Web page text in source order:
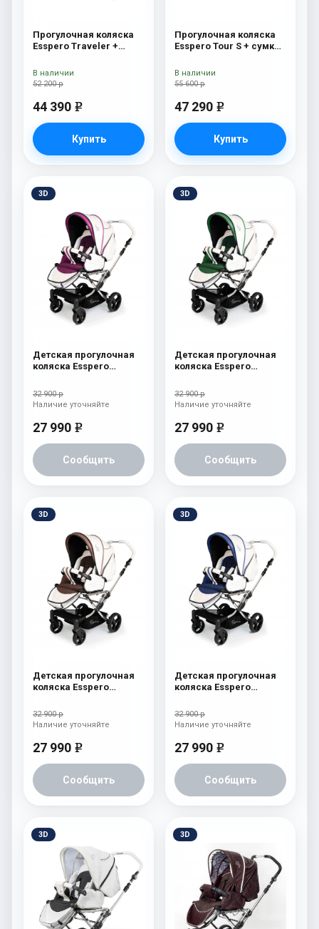
Прогулочная коляска
Esspero Traveler +
52 200 р
44 390 e
Купить
В наличии
Прогулочная коляска
Esspero Tour S + сумка
55 600 р
47 290 e
Купить
В наличии
3D
Детская прогулочная
коляска Esspero
Pink
32 900 р
27 990 e
Сообщить
Наличие уточняйте
3D
Детская прогулочная
коляска Esspero
Green
32 900 р
27 990 e
Сообщить
Наличие уточняйте
3D
Детская прогулочная
коляска Esspero
Brown
32 900 р
27 990 e
Сообщить
Наличие уточняйте
3D
Детская прогулочная
коляска Esspero
Ocean
32 900 р
27 990 e
Сообщить
Наличие уточняйте
3D 3D